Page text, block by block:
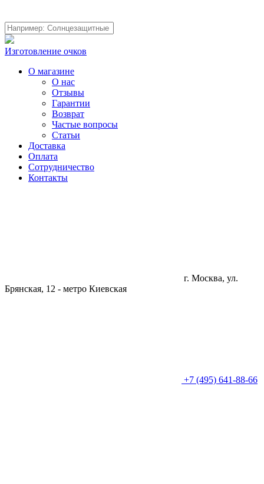
Изготовление очков
О магазине
О нас
Отзывы
Гарантии
Возврат
Частые вопросы
Статьи
Доставка
Оплата
Сотрудничество
Контакты
г. Москва, ул.
Брянская, 12 - метро Киевская
+7 (495) 641-88-66